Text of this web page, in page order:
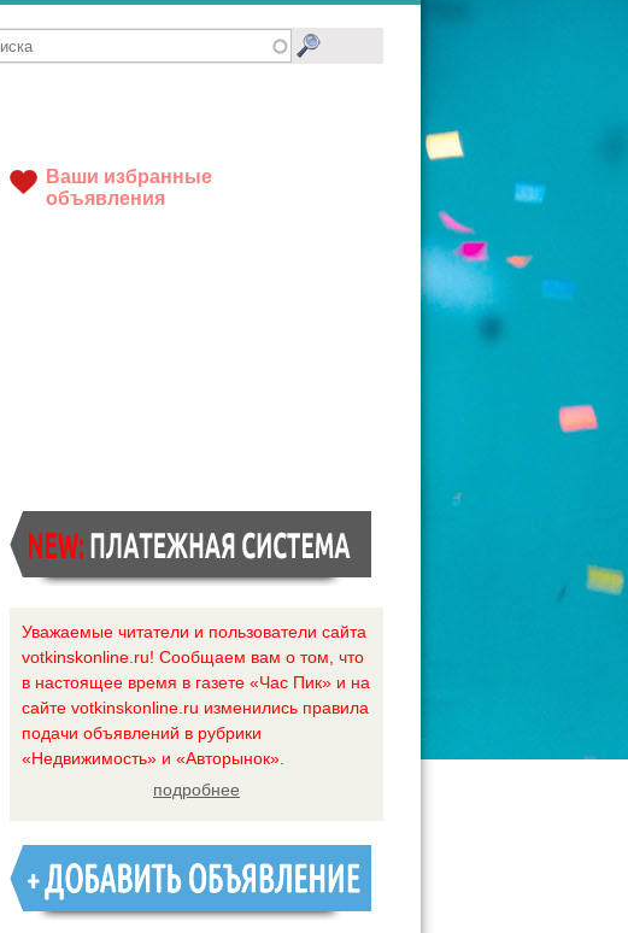
Ваши избранные
объявления
Уважаемые читатели и пользователи сайта
votkinskonline.ru! Сообщаем вам о том, что
в настоящее время в газете «Час Пик» и на
сайте votkinskonline.ru изменились правила
подачи объявлений в рубрики
«Недвижимость» и «Авторынок».
подробнее